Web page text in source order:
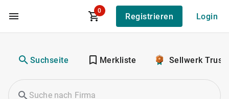
Zum Hauptinhalt
0
Registrieren Login
Suchseite Merkliste Sellwerk